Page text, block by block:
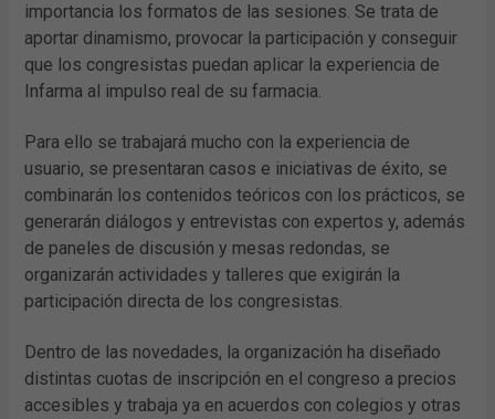
importancia los formatos de las sesiones. Se trata de
aportar dinamismo, provocar la participación y conseguir
que los congresistas puedan aplicar la experiencia de
Infarma al impulso real de su farmacia.
Para ello se trabajará mucho con la experiencia de
usuario, se presentaran casos e iniciativas de éxito, se
combinarán los contenidos teóricos con los prácticos, se
generarán diálogos y entrevistas con expertos y, además
de paneles de discusión y mesas redondas, se
organizarán actividades y talleres que exigirán la
participación directa de los congresistas.
Dentro de las novedades, la organización ha diseñado
distintas cuotas de inscripción en el congreso a precios
accesibles y trabaja ya en acuerdos con colegios y otras